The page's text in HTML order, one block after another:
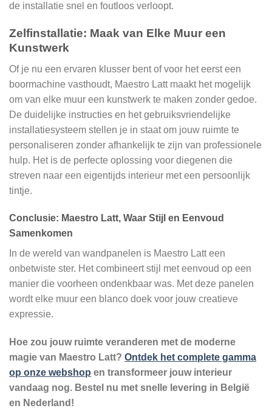
de installatie snel en foutloos verloopt.
Zelfinstallatie: Maak van Elke Muur een
Kunstwerk
Of je nu een ervaren klusser bent of voor het eerst een
boormachine vasthoudt, Maestro Latt maakt het mogelijk
om van elke muur een kunstwerk te maken zonder gedoe.
De duidelijke instructies en het gebruiksvriendelijke
installatiesysteem stellen je in staat om jouw ruimte te
personaliseren zonder afhankelijk te zijn van professionele
hulp. Het is de perfecte oplossing voor diegenen die
streven naar een eigentijds interieur met een persoonlijk
tintje.
Conclusie: Maestro Latt, Waar Stijl en Eenvoud
Samenkomen
In de wereld van wandpanelen is Maestro Latt een
onbetwiste ster. Het combineert stijl met eenvoud op een
manier die voorheen ondenkbaar was. Met deze panelen
wordt elke muur een blanco doek voor jouw creatieve
expressie.
Hoe zou jouw ruimte veranderen met de moderne
magie van Maestro Latt? Ontdek het complete gamma
op onze webshop en transformeer jouw interieur
vandaag nog. Bestel nu met snelle levering in België
en Nederland!